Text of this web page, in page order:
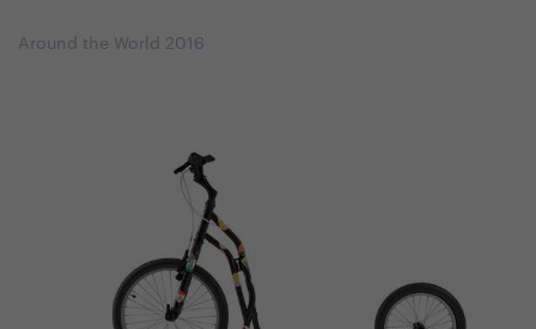
Around the World 2016